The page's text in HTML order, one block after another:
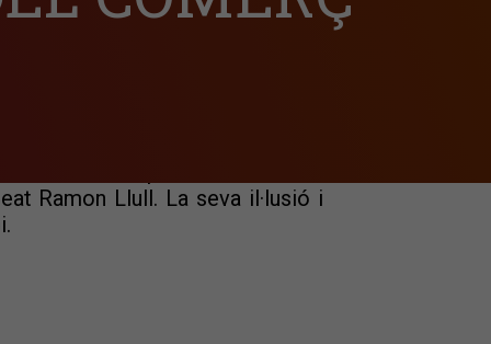
Ramon Llull. La seva il·lusió i